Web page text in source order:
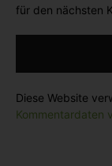
für den nächsten
Diese Website
Kommentardaten